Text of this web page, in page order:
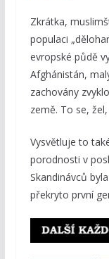
Zkrátka,
populaci
evropské půdě
Afghánistán,
zachovány
země. To se,
Vysvětluje to
porodnosti v
Skandinávců
překryto první